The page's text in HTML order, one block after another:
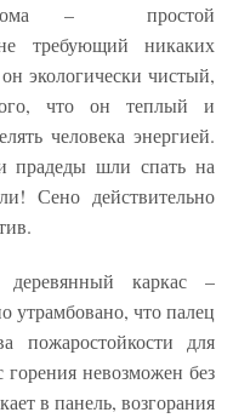
– простой
требующий никаких
экологически чистый,
что он теплый и
человека энергией.
прадеды шли спать на
Сено действительно
каркас –
утрамбовано, что палец
пожаростойкости для
горения невозможен без
в панель, возгорания